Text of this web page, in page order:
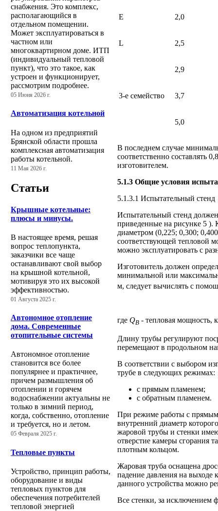
снабжения. Это комплекс,
располагающийся в
отдельном помещении.
Может эксплуатироваться в
частном или
многоквартирном доме. ИТП
(индивидуальный тепловой
пункт), что это такое, как
устроен и функционирует,
рассмотрим подробнее.
05 Июня 2026 г.
Автоматизация котельной
На одном из предприятий
Брянской области прошла
комплексная автоматизация
работы котельной.
11 Мая 2026 г.
Статьи
Крышные котельные:
плюсы и минусы.
В настоящее время, решая
вопрос теплопункта,
заказчики все чаще
останавливают свой выбор
на крышной котельной,
мотивируя это их высокой
эффективностью.
01 Августа 2025 г.
Автономное отопление
дома. Современные
отопительные системы
Автономное отопление
становится все более
популярнее и практичнее,
причем размышления об
отоплении и горячем
водоснабжении актуальны не
только в зимний период,
когда, собственно, отопление
и требуется, но и летом.
05 Февраля 2025 г.
Тепловые пункты
Устройство, принцип работы,
оборудование и виды
тепловых пунктов для
обеспечения потребителей
тепловой энергией
Е 2,0
L 2,5
3-е семейство
2,9
3,7
5,0
В последнем случае
соответственно составлять
изготовителем.
5.1.3 Общие условия
5.1.3.1 Испытательный стенд
Испытательный стенд
приведенные на рисунке 5 ).
диаметром (0,225; 0,300;
соответствующей тепловой
можно эксплуатировать с
Изготовитель должен
минимальной или
м, следует вычислять с
где QB - тепловая мощность,
Длину трубы регулируют
перемещают в продольном
В соответствии с выбором
трубе в следующих режимах:
с прямым пламенем;
с обратным пламенем.
При режиме работы с
внутренний диаметр
жаровой трубы и стенки
отверстие камеры сгорания
плотным кольцом.
Жаровая труба оснащена
падение давления на выходе
данного устройства можно
Все стенки, за исключением